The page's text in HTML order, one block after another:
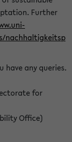
Further
nachhaltigkeitsp
any queries.
for
Office)